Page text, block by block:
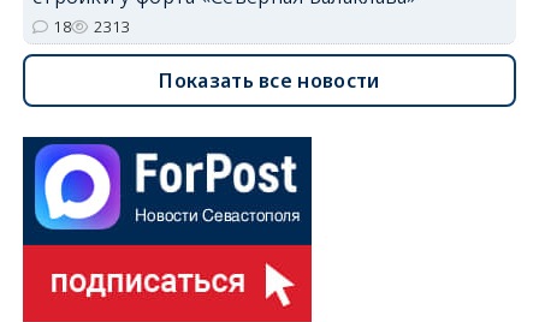
18 2313
Показать все новости